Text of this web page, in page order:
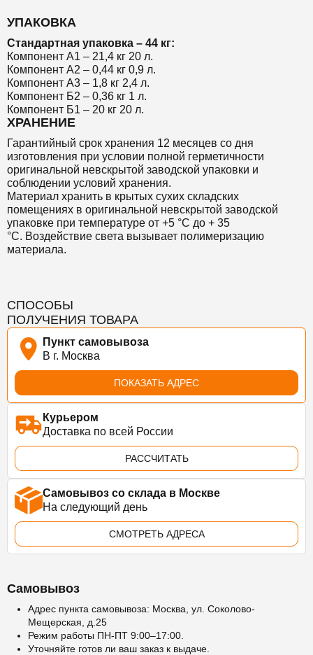
УПАКОВКА
Стандартная упаковка – 44 кг:
Компонент А1 – 21,4 кг 20 л.
Компонент А2 – 0,44 кг 0,9 л.
Компонент А3 – 1,8 кг 2,4 л.
Компонент Б2 – 0,36 кг 1 л.
Компонент Б1 – 20 кг 20 л.
ХРАНЕНИЕ
Гарантийный срок хранения 12 месяцев со дня
изготовления при условии полной герметичности
оригинальной невскрытой заводской упаковки и
соблюдении условий хранения.
Материал хранить в крытых сухих складских
помещениях в оригинальной невскрытой заводской
упаковке при температуре от +5 °С до + 35
°С. Воздействие света вызывает полимеризацию
материала.
СПОСОБЫ
ПОЛУЧЕНИЯ ТОВАРА
Пункт самовывоза
В г. Москва
ПОКАЗАТЬ АДРЕС
Курьером
Доставка по всей России
РАССЧИТАТЬ
Самовывоз со склада в Москве
На следующий день
СМОТРЕТЬ АДРЕСА
Самовывоз
Адрес пункта самовывоза: Москва, ул. Соколово-
Мещерская, д.25
Режим работы ПН-ПТ 9:00–17:00.
Уточняйте готов ли ваш заказ к выдаче.